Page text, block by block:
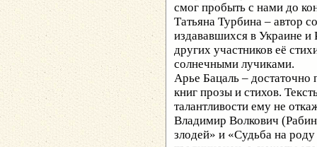
смог пробыть с нами до
Татьяна Турбина – автор
издававшихся в Украине
других участников её
солнечными лучиками.
Арье Бацаль – достаточно
книг прозы и стихов.
талантливости ему не
Владимир Волкович
злодей» и «Судьба на